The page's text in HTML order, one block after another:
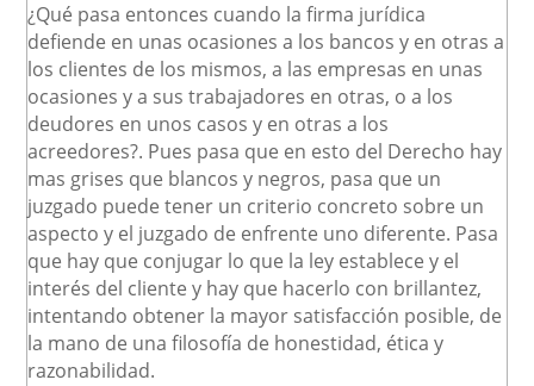
¿Qué pasa entonces cuando la firma jurídica
defiende en unas ocasiones a los bancos y en otras a
los clientes de los mismos, a las empresas en unas
ocasiones y a sus trabajadores en otras, o a los
deudores en unos casos y en otras a los
acreedores?. Pues pasa que en esto del Derecho hay
mas grises que blancos y negros, pasa que un
juzgado puede tener un criterio concreto sobre un
aspecto y el juzgado de enfrente uno diferente. Pasa
que hay que conjugar lo que la ley establece y el
interés del cliente y hay que hacerlo con brillantez,
intentando obtener la mayor satisfacción posible, de
la mano de una filosofía de honestidad, ética y
razonabilidad.